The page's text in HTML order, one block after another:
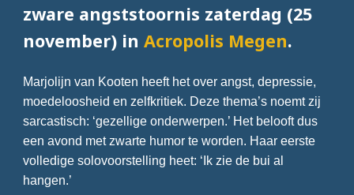
zware angststoornis zaterdag (25
november) in Acropolis Megen.
Marjolijn van Kooten heeft het over angst, depressie,
moedeloosheid en zelfkritiek. Deze thema’s noemt zij
sarcastisch: ‘gezellige onderwerpen.’ Het belooft dus
een avond met zwarte humor te worden. Haar eerste
volledige solovoorstelling heet: ‘Ik zie de bui al
hangen.’